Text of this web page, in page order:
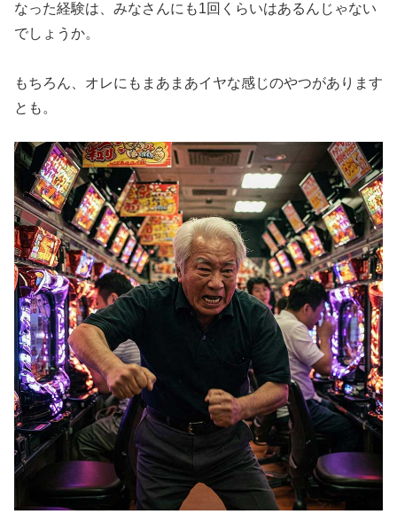
なった経験は、みなさんにも1回くらいはあるんじゃない
でしょうか。
もちろん、オレにもまあまあイヤな感じのやつがあります
とも。